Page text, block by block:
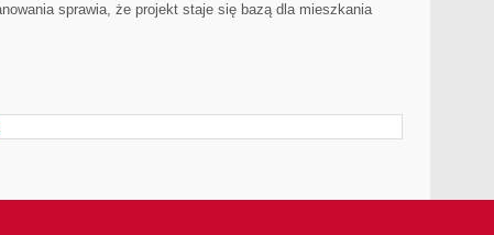
sprawia, że projekt staje się bazą dla mieszkania